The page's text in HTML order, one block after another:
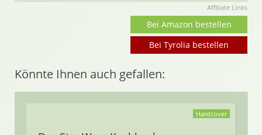
Affiliate Links
Bei Amazon bestellen
Bei Tyrolia bestellen
Könnte Ihnen auch gefallen:
Hardcover